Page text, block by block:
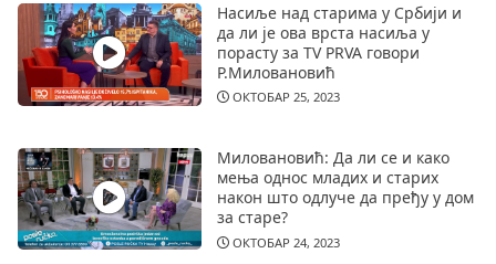
Насиље над старима у Србији и
да ли је ова врста насиља у
порасту за TV PRVA говори
Р.Миловановић
ОКТОБАР 25, 2023
Миловановић: Да ли се и како
мења однос младих и старих
након што одлуче да пређу у дом
за старе?
ОКТОБАР 24, 2023